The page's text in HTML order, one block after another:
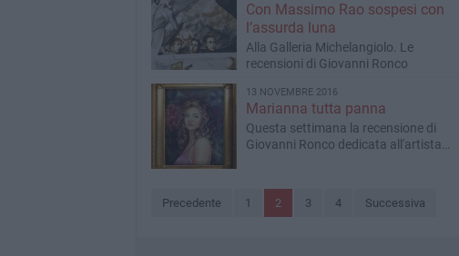
Con Massimo Rao sospesi con
l’assurda luna
Alla Galleria Michelangiolo. Le
recensioni di Giovanni Ronco
13 NOVEMBRE 2016
Marianna tutta panna
Questa settimana la recensione di
Giovanni Ronco dedicata all'artista
Precedente 1 2 3 4 Successiva